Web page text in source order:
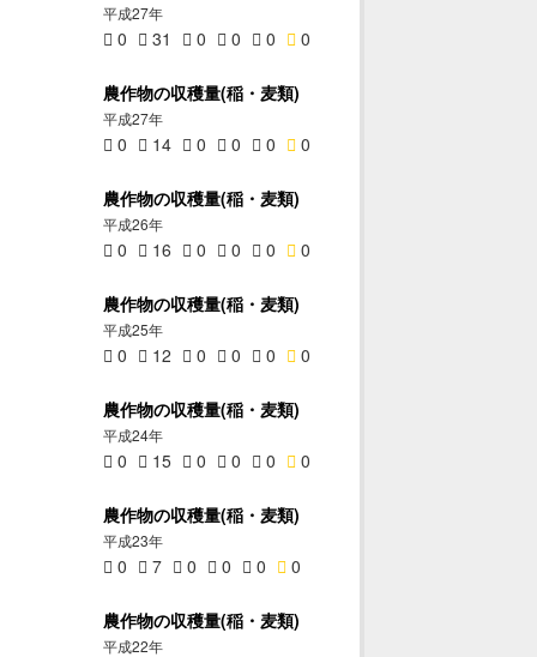
平成27年
0 31 0 0 0 0
農作物の収穫量(稲・麦類)
平成27年
0 14 0 0 0 0
農作物の収穫量(稲・麦類)
平成26年
0 16 0 0 0 0
農作物の収穫量(稲・麦類)
平成25年
0 12 0 0 0 0
農作物の収穫量(稲・麦類)
平成24年
0 15 0 0 0 0
農作物の収穫量(稲・麦類)
平成23年
0 7 0 0 0 0
農作物の収穫量(稲・麦類)
平成22年